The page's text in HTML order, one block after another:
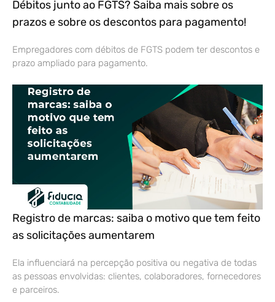
Débitos junto ao FGTS? Saiba mais sobre os
prazos e sobre os descontos para pagamento!
Empregadores com débitos de FGTS podem ter descontos e
prazo ampliado para pagamento.
Registro de marcas: saiba o motivo que tem feito
as solicitações aumentarem
Ela influenciará na percepção positiva ou negativa de todas
as pessoas envolvidas: clientes, colaboradores, fornecedores
e parceiros.